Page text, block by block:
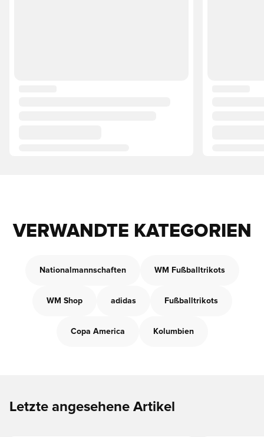
VERWANDTE KATEGORIEN
Nationalmannschaften WM Fußballtrikots
WM Shop adidas Fußballtrikots
Copa America Kolumbien
Letzte angesehene Artikel